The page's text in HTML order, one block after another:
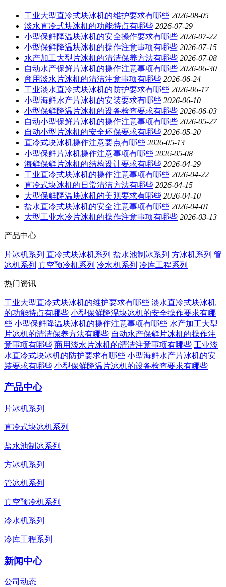
工业大型直冷式块冰机的维护要求有哪些 2026-08-05
淡水直冷式块冰机的功能特点有哪些 2026-07-29
小型保鲜降温块冰机的安全操作要求有哪些 2026-07-22
小型保鲜降温块冰机的操作注意事项有哪些 2026-07-15
水产加工大型片冰机的清洁保养方法有哪些 2026-07-08
自动水产保鲜片冰机的操作注意事项有哪些 2026-06-30
商用淡水片冰机的清洁注意事项有哪些 2026-06-24
工业淡水直冷式块冰机的防护要求有哪些 2026-06-17
小型海鲜水产片冰机的安装要求有哪些 2026-06-10
小型保鲜降温片冰机的设备检查要求有哪些 2026-06-03
自动小型保鲜片冰机的操作注意事项有哪些 2026-05-27
自动小型片冰机的安全环保要求有哪些 2026-05-20
直冷式块冰机操作注意要点有哪些 2026-05-13
小型保鲜片冰机操作注意事项有哪些 2026-05-08
海鲜保鲜片冰机的结构设计要求有哪些 2026-04-29
工业直冷式块冰机的操作注意事项有哪些 2026-04-22
直冷式块冰机的日常清洁方法有哪些 2026-04-15
大型保鲜降温块冰机的美观要求有哪些 2026-04-10
盐水直冷式块冰机的安全注意事项有哪些 2026-04-01
大型工业水冷片冰机的操作注意事项有哪些 2026-03-13
产品中心
片冰机系列 直冷式块冰机系列 盐水池制冰系列 方冰机系列 管
冰机系列 真空预冷机系列 冷水机系列 冷库工程系列
热门资讯
工业大型直冷式块冰机的维护要求有哪些 淡水直冷式块冰机
的功能特点有哪些 小型保鲜降温块冰机的安全操作要求有哪
些 小型保鲜降温块冰机的操作注意事项有哪些 水产加工大型
片冰机的清洁保养方法有哪些 自动水产保鲜片冰机的操作注
意事项有哪些 商用淡水片冰机的清洁注意事项有哪些 工业淡
水直冷式块冰机的防护要求有哪些 小型海鲜水产片冰机的安
装要求有哪些 小型保鲜降温片冰机的设备检查要求有哪些
产品中心
片冰机系列
直冷式块冰机系列
盐水池制冰系列
方冰机系列
管冰机系列
真空预冷机系列
冷水机系列
冷库工程系列
新闻中心
公司动态